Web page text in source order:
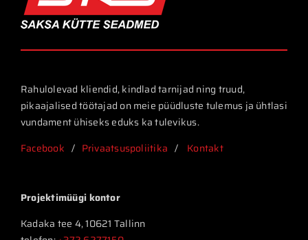
Rahulolevad kliendid, kindlad tarnijad ning truud,
pikaajalised töötajad on meie püüdluste tulemus ja ühtlasi
vundament ühiseks eduks ka tulevikus.
Facebook / Privaatsuspoliitika / Kontakt
Projektimüügi kontor
Kadaka tee 4, 10621 Tallinn